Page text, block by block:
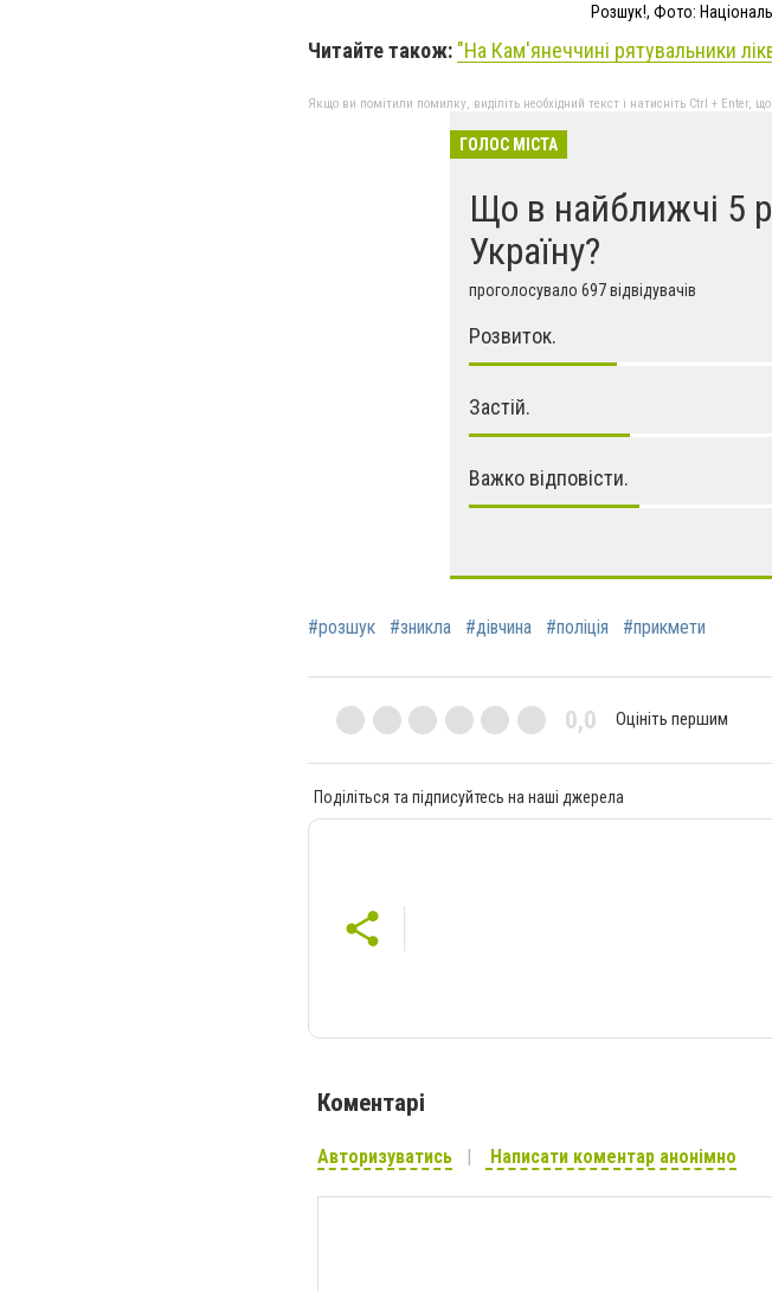
Розшук!, Фото:
Читайте також: "На Кам'янеччині рятувальники
Якщо ви помітили помилку, виділіть необхідний текст і натисніть Ctrl + Enter,
ГОЛОС МІСТА
Що в найближчі 5
Україну?
проголосувало 697 відвідувачів
Розвиток.
Застій.
Важко відповісти.
#розшук #зникла #дівчина #поліція #прикмети
0,0 Оцініть першим
Поділіться та підписуйтесь на наші джерела
Коментарі
Авторизуватись Написати коментар анонімно